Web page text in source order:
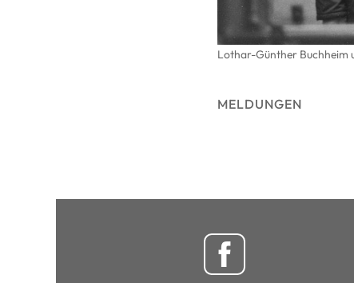
Lothar-Günther Buchheim
MELDUNGEN